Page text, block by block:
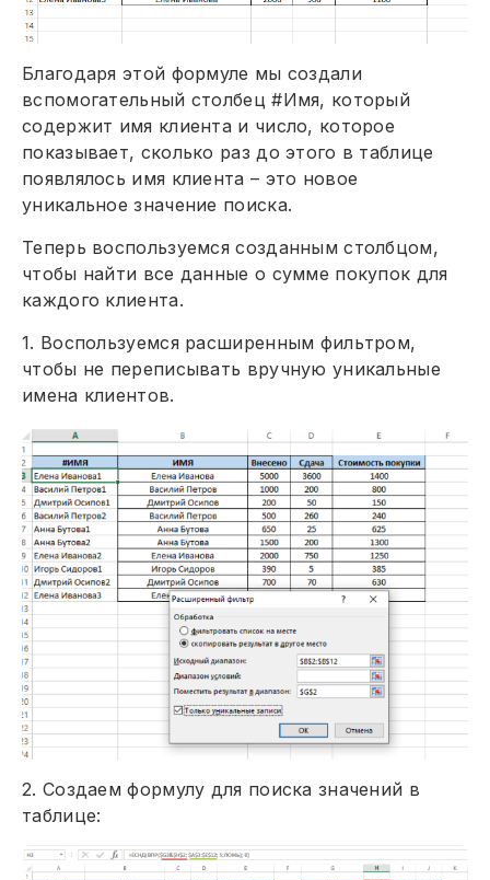
Благодаря этой формуле мы создали
вспомогательный столбец #Имя, который
содержит имя клиента и число, которое
показывает, сколько раз до этого в таблице
появлялось имя клиента – это новое
уникальное значение поиска.
Теперь воспользуемся созданным столбцом,
чтобы найти все данные о сумме покупок для
каждого клиента.
1. Воспользуемся расширенным фильтром,
чтобы не переписывать вручную уникальные
имена клиентов.
2. Создаем формулу для поиска значений в
таблице: